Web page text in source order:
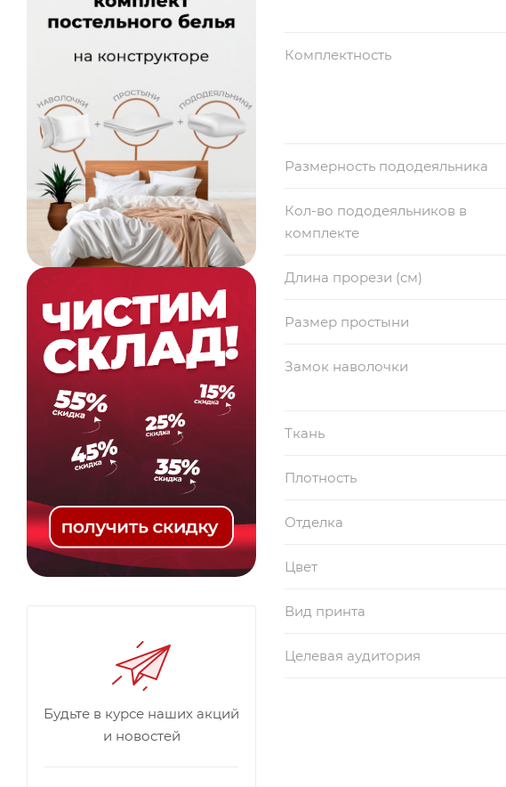
Комплектность
Размерность пододеяльника
Кол-во пододеяльников в
комплекте
Длина прорези (см)
Размер простыни
Замок наволочки
Ткань
Плотность
Отделка
Цвет
Вид принта
Целевая аудитория
Будьте в курсе наших акций
и новостей